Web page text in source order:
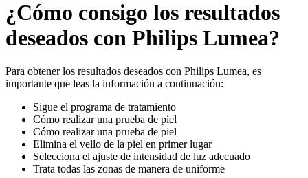
¿Cómo consigo los resultados
deseados con Philips Lumea?
Para obtener los resultados deseados con Philips Lumea, es
importante que leas la información a continuación:
Sigue el programa de tratamiento
Cómo realizar una prueba de piel
Cómo realizar una prueba de piel
Elimina el vello de la piel en primer lugar
Selecciona el ajuste de intensidad de luz adecuado
Trata todas las zonas de manera de uniforme